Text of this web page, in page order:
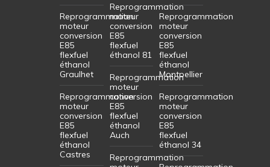
Reprogrammation
moteur
conversion
E85
flexfuel
éthanol
Graulhet
Reprogrammation
moteur
conversion
E85
flexfuel
éthanol
Castres
Reprogrammation
moteur
conversion
E85
flexfuel
éthanol 81
Reprogrammation
moteur
conversion
E85
flexfuel
éthanol
Auch
Reprogrammation
Reprogrammation
moteur
conversion
E85
flexfuel
éthanol
Montpellier
Reprogrammation
moteur
conversion
E85
flexfuel
éthanol 34